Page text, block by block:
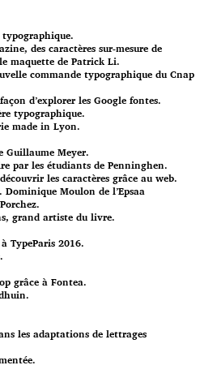
des caractères sur-mesure de
maquette de Patrick Li.
commande typographique du Cnap
d’explorer les Google fontes.
typographique.
made in Lyon.
Guillaume Meyer.
par les étudiants de Penninghen.
les caractères grâce au web.
Moulon de l’Epsaa
grand artiste du livre.
TypeParis 2016.
grâce à Fontea.
les adaptations de lettrages